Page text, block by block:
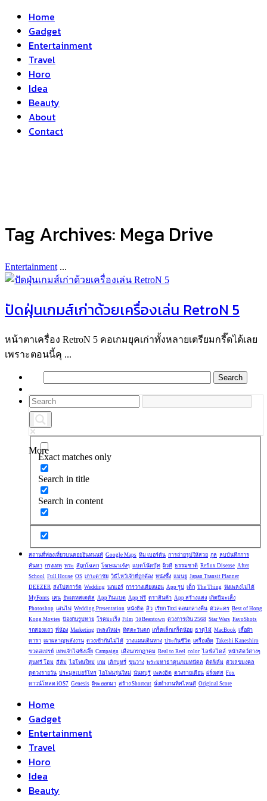
Home
Gadget
Entertainment
Travel
Horo
Idea
Beauty
About
Contact
Tag Archives: Mega Drive
Entertainment ...
ปัดฝุ่นเกมส์เก่าด้วยเครื่องเล่น RetroN 5
หน้าตาเครื่อง RetroN 5 คอเกมยุคเก่าทั้งหลายเตรียมกรี๊ดได้เลย
เพราะตอนนี้คุ ...
More
Exact matches only
Search in title
Search in content
สถานที่ท่องเที่ยวบนดอยอินทนนท์ Google Maps ทิม เบอร์ตัน การถ่ายรูปให้สวย กุล ลบบันทึกการ
ค้นหา กรุงเทพ พระ สีถูกโฉลก โฆษณาเจ๋งๆ แบตโน้ตบุ้ค ผิวดี ธรรมชาติ Reflux Disease After
School Full House OS เกาะตาชัย วิธีไหว้เจ้าที่ถูกต้อง หนังซึ้ง แมนยู Japan Transit Planner
DEEZER ส่งโปสการ์ด Wedding นกแอร์ การวางเตียงนอน App รูป เด็ก The Thing ฟังเพลงไม่ได้
MyFonts เคน อัพเดทสเตตัส App กินแบต App ฟรี ตราสินค้า App สร้างแสง เกิดปีมะเส็ง
Photoshop เล่นไพ่ Wedding Presentation หนังฮิต สิว เรียก Taxi ตอนกลางคืน ตัวละคร Best of Hong
Kong Movies ป้องกันรูปหาย โรคมะเร็ง Film วง Beantown ดวงการเงิน 2568 Star Wars FavoShots
รถสองแถว พี่น้อง Marketing เพลงใหม่ๆ ทิศตะวันตก เกร็ดเล็กเกร็ดน้อย ธาตุไม้ MacBook เสื้อผ้า
ดารา เผาผลาญพลังงาน ดวงเข้ากันไม่ได้ วางแผนเดินทาง ประกันชีวิต เครื่องอืด Takeshi Kaneshiro
ขวดสเปรย์ เทพเจ้าไฉ่ซิงเอี๊ย Campaign เดือนกรกฎาคม Real to Reel color ไลฟ์สไตล์ หน้าสัตว์ต่างๆ
สุนทรี โฮม สีส้ม ไอโฟนใหม่ เกม เลิกบุหรี่ ขุนวาง พระมหาธาตุนภเมทนีดล ติดฟิล์ม ตัวเลขมงคล
ดูดวงรายวัน ประมูลเบอร์โทร ไอโฟนรุ่นใหม่ นันทบุรี เพลงฮิต ดวงรายเดือน ฝรั่งเศส Fox
ดาวน์โหลด iOS7 Genesis ผีจะออกมา สร้าง Shortcut นั่งทำงานทิศไหนดี Original Score
Home
Gadget
Entertainment
Travel
Horo
Idea
Beauty